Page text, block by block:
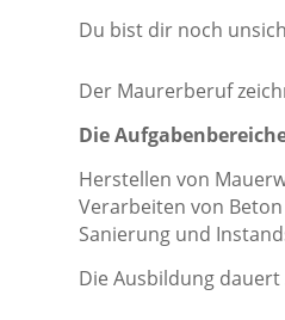
Du bist dir noch
Der Maurerberuf
Die
Herstellen von
Verarbeiten von
Sanierung und
Die Ausbildung